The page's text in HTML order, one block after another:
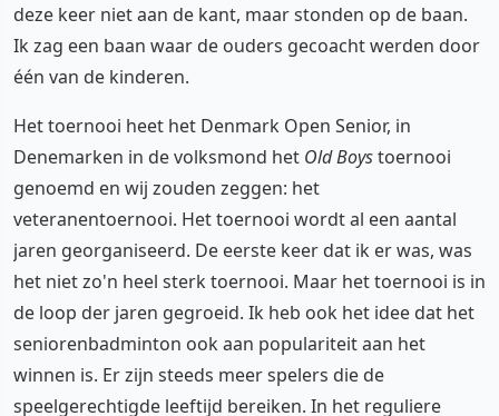
deze keer niet aan de kant, maar stonden op de baan.
Ik zag een baan waar de ouders gecoacht werden door
één van de kinderen.
Het toernooi heet het Denmark Open Senior, in
Denemarken in de volksmond het Old Boystoernooi
genoemd en wij zouden zeggen: het
veteranentoernooi. Het toernooi wordt al een aantal
jaren georganiseerd. De eerste keer dat ik er was, was
het niet zo'n heel sterk toernooi. Maar het toernooi is in
de loop der jaren gegroeid. Ik heb ook het idee dat het
seniorenbadminton ook aan populariteit aan het
winnen is. Er zijn steeds meer spelers die de
speelgerechtigde leeftijd bereiken. In het reguliere